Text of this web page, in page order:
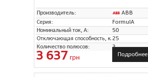
Производитель:
ABB
Серия:
FormulA
Номинальный ток, А:
50
Отключающая способность, кА:25
Количество полюсов:
3
3 637 грн Подробнее